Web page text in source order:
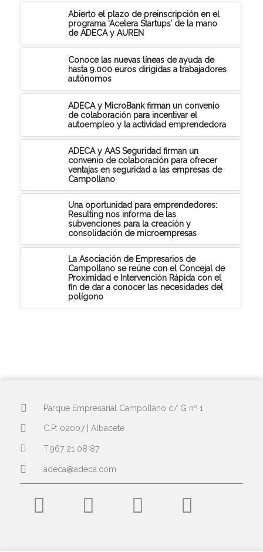
Abierto el plazo de preinscripción en el
programa ‘Acelera Startups’ de la mano
de ADECA y AUREN
Conoce las nuevas líneas de ayuda de
hasta 9.000 euros dirigidas a trabajadores
autónomos
ADECA y MicroBank firman un convenio
de colaboración para incentivar el
autoempleo y la actividad emprendedora
ADECA y AAS Seguridad firman un
convenio de colaboración para ofrecer
ventajas en seguridad a las empresas de
Campollano
Una oportunidad para emprendedores:
Resulting nos informa de las
subvenciones para la creación y
consolidación de microempresas
La Asociación de Empresarios de
Campollano se reúne con el Concejal de
Proximidad e Intervención Rápida con el
fin de dar a conocer las necesidades del
polígono
Parque Empresarial Campollano c/ G nº 1
C.P: 02007 | Albacete
T.967 21 08 87
adeca@adeca.com